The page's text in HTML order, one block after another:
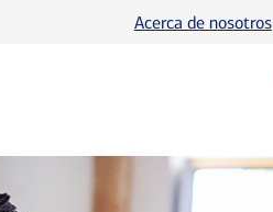
Acerca de nosotros